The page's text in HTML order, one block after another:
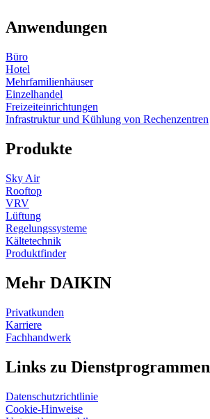
Anwendungen
Büro
Hotel
Mehrfamilienhäuser
Einzelhandel
Freizeiteinrichtungen
Infrastruktur und Kühlung von Rechenzentren
Produkte
Sky Air
Rooftop
VRV
Lüftung
Regelungssysteme
Kältetechnik
Produktfinder
Mehr DAIKIN
Privatkunden
Karriere
Fachhandwerk
Links zu Dienstprogrammen
Datenschutzrichtlinie
Cookie-Hinweise